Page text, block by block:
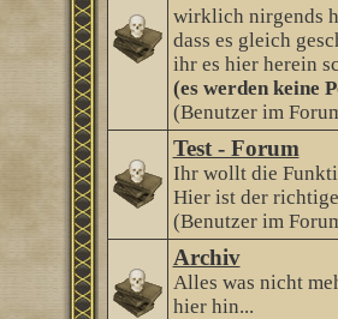
wirklich nirgends
dass es gleich
ihr es hier herein
(es werden keine
(Benutzer im
Test - Forum
Ihr wollt die
Hier ist der
(Benutzer im
Archiv
Alles was nicht
hier hin...